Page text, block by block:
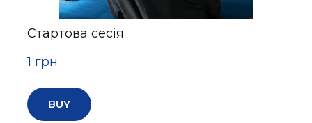
Стартова сесія
1 грн
BUY